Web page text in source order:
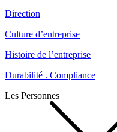
Direction
Culture d’entreprise
Histoire de l’entreprise
Durabilité . Compliance
Les Personnes